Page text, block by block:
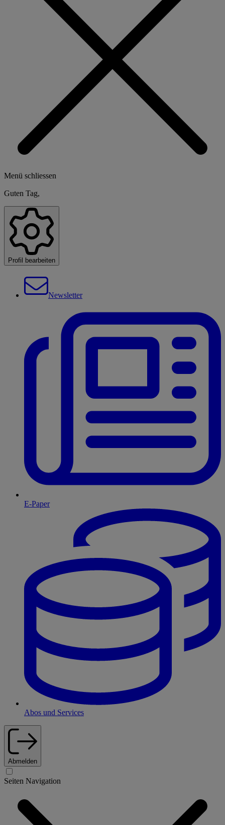
Menü schliessen
Guten Tag,
Profil bearbeiten
Newsletter
E-Paper
Abos und Services
Abmelden
Seiten Navigation